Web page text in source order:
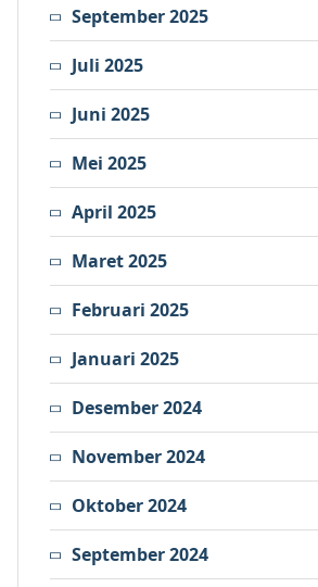
September 2025
Juli 2025
Juni 2025
Mei 2025
April 2025
Maret 2025
Februari 2025
Januari 2025
Desember 2024
November 2024
Oktober 2024
September 2024